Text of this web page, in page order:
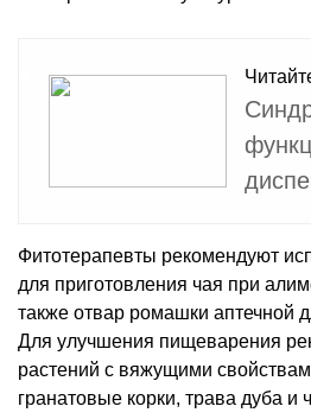
Фитотерапевты рекомендуют
для приготовления чая при
также отвар ромашки аптечной
Для улучшения пищеварения
растений с вяжущими
гранатовые корки, трава дуба и